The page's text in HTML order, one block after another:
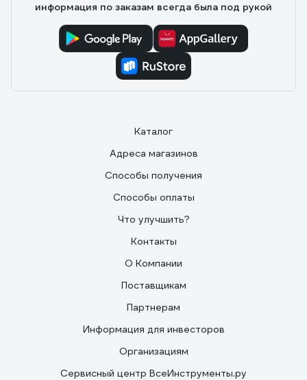
информация по заказам всегда была под рукой
Каталог
Адреса магазинов
Способы получения
Способы оплаты
Что улучшить?
Контакты
О Компании
Поставщикам
Партнерам
Информация для инвесторов
Организациям
Сервисный центр ВсеИнструменты.ру